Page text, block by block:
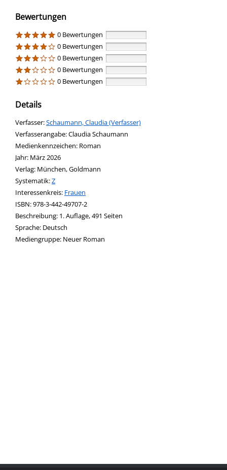
Bewertungen
0 Bewertungen
0 Bewertungen
0 Bewertungen
0 Bewertungen
0 Bewertungen
Details
Verfasser:Suche nach diesem Verfasser
Schaumann, Claudia (Verfasser)
Verfasserangabe:Claudia Schaumann
Medienkennzeichen: Roman
Jahr: März 2026
Verlag: München, Goldmann
opens in new tab
Diesen Link in neuem Tab öffnen
Systematik:Suche nach dieser Systematik
Z
Interessenkreis: Suche nach diesem Interessenskreis
Frauen
ISBN:978-3-442-49707-2
Beschreibung: 1. Auflage, 491 Seiten
Suche nach dieser Beteiligten Person
Sprache: Deutsch
Mediengruppe: Neuer Roman